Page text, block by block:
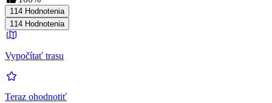
114 Hodnotenia
114 Hodnotenia
Vypočítať trasu
Teraz ohodnotiť